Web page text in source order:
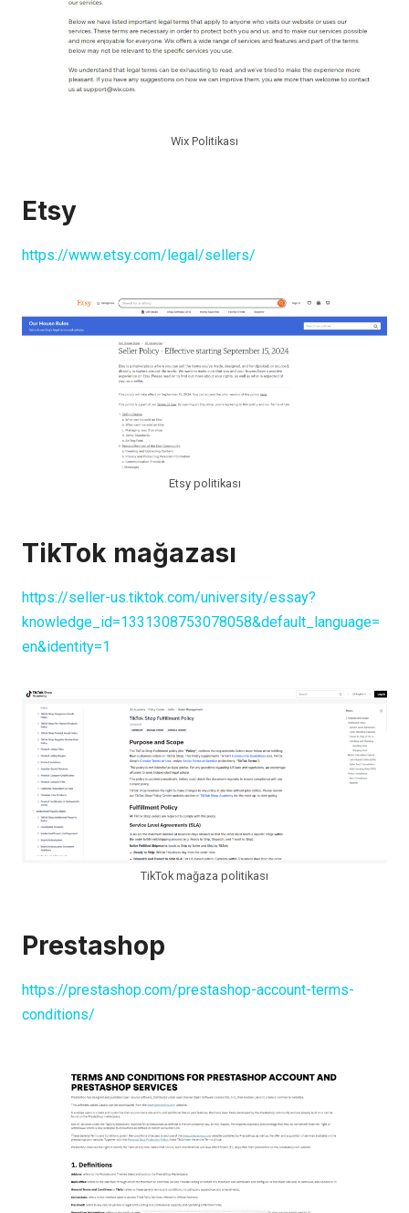
Wix Politikası
Etsy
https://www.etsy.com/legal/sellers/
Etsy politikası
TikTok mağazası
https://seller-us.tiktok.com/university/essay?
knowledge_id=1331308753078058&default_language=
en&identity=1
TikTok mağaza politikası
Prestashop
https://prestashop.com/prestashop-account-terms-
conditions/